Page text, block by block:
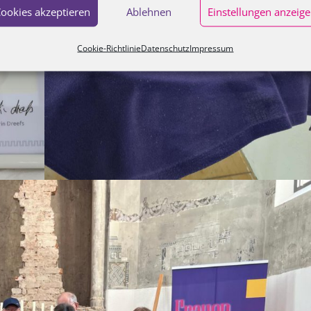
akzeptieren Ablehnen Einstellungen
Cookie-RichtlinieDatenschutzImpressum